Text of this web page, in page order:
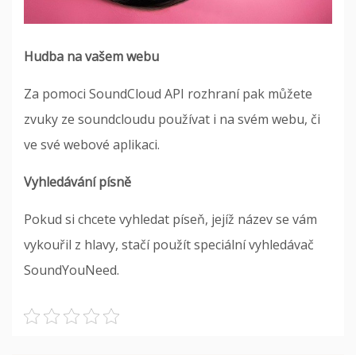
Hudba na vašem webu
Za pomoci SoundCloud API rozhraní pak můžete
zvuky ze soundcloudu používat i na svém webu, či
ve své webové aplikaci.
Vyhledávání písně
Pokud si chcete vyhledat píseň, jejíž název se vám
vykouřil z hlavy, stačí použít speciální vyhledávač
SoundYouNeed.